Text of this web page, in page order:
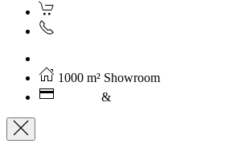
1000 m² Showroom
&